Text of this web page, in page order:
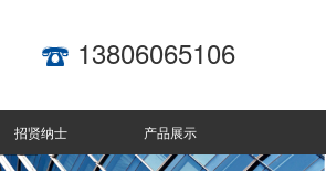
13806065106
招贤纳士 产品展示